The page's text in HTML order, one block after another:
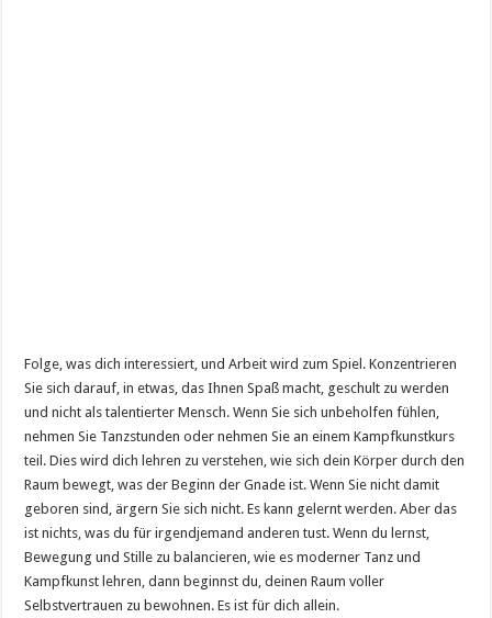
Folge, was dich interessiert, und Arbeit wird zum Spiel. Konzentrieren
Sie sich darauf, in etwas, das Ihnen Spaß macht, geschult zu werden
und nicht als talentierter Mensch. Wenn Sie sich unbeholfen fühlen,
nehmen Sie Tanzstunden oder nehmen Sie an einem Kampfkunstkurs
teil. Dies wird dich lehren zu verstehen, wie sich dein Körper durch den
Raum bewegt, was der Beginn der Gnade ist. Wenn Sie nicht damit
geboren sind, ärgern Sie sich nicht. Es kann gelernt werden. Aber das
ist nichts, was du für irgendjemand anderen tust. Wenn du lernst,
Bewegung und Stille zu balancieren, wie es moderner Tanz und
Kampfkunst lehren, dann beginnst du, deinen Raum voller
Selbstvertrauen zu bewohnen. Es ist für dich allein.